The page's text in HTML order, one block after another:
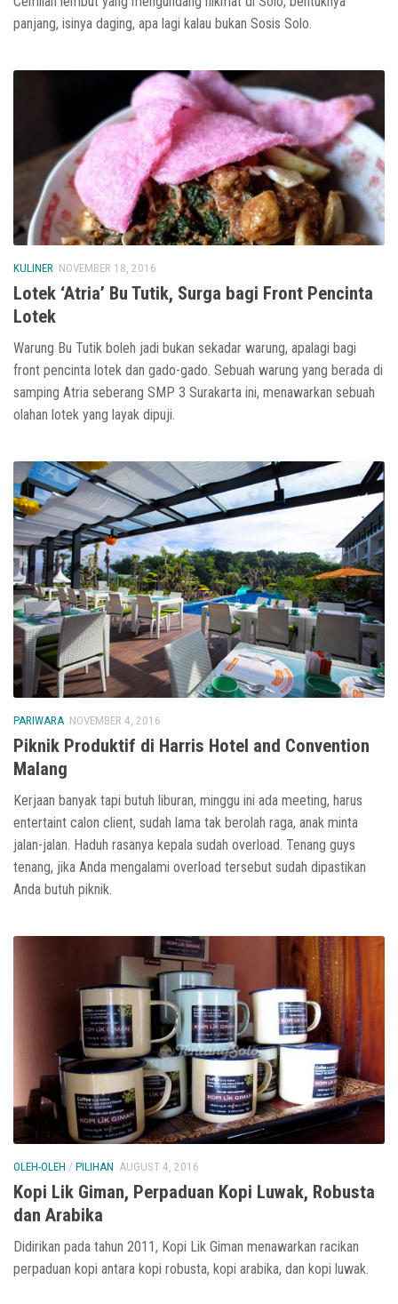
panjang, isinya daging, apa lagi kalau bukan Sosis Solo.
KULINER NOVEMBER 18, 2016
Lotek ‘Atria’ Bu Tutik, Surga bagi Front Pencinta
Lotek
Warung Bu Tutik boleh jadi bukan sekadar warung, apalagi bagi
front pencinta lotek dan gado-gado. Sebuah warung yang berada di
samping Atria seberang SMP 3 Surakarta ini, menawarkan sebuah
olahan lotek yang layak dipuji.
PARIWARA NOVEMBER 4, 2016
Piknik Produktif di Harris Hotel and Convention
Malang
Kerjaan banyak tapi butuh liburan, minggu ini ada meeting, harus
entertaint calon client, sudah lama tak berolah raga, anak minta
jalan-jalan. Haduh rasanya kepala sudah overload. Tenang guys
tenang, jika Anda mengalami overload tersebut sudah dipastikan
Anda butuh piknik.
OLEH-OLEH / PILIHAN AUGUST 4, 2016
Kopi Lik Giman, Perpaduan Kopi Luwak, Robusta
dan Arabika
Didirikan pada tahun 2011, Kopi Lik Giman menawarkan racikan
perpaduan kopi antara kopi robusta, kopi arabika, dan kopi luwak.